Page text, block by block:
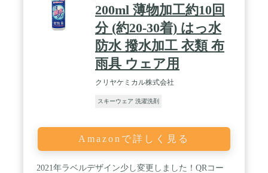
200ml 薄物加工約10回
分 (約20-30着) はっ水
防水 撥水加工 衣類 布
雨具 ウェア用
クリヤケミカル株式会社
スキーウェア 洗濯洗剤
Amazonで詳しく見る
2021年ラベルデザイン少し変更しました！QRコー